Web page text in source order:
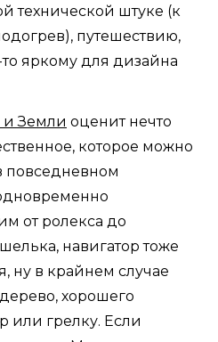
технической штуке (к
путешествию,
то яркому для дизайна
Земли оценит нечто
которое можно
повседневном
от ролекса до
навигатор тоже
ну в крайнем случае
хорошего
или грелку. Если